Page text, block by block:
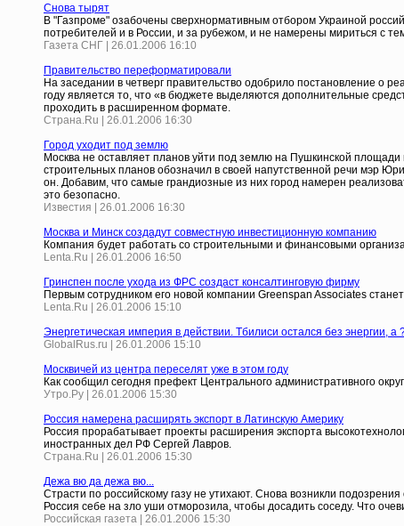
Снова тырят
В "Газпроме" озабочены сверхнормативным отбором Украиной
потребителей и в России, и за рубежом, и не намерены мириться с
Газета СНГ | 26.01.2006 16:10
Правительство переформатировали
На заседании в четверг правительство одобрило постановление о
году является то, что «в бюджете выделяются дополнительные
проходить в расширенном формате.
Страна.Ru | 26.01.2006 16:30
Город уходит под землю
Москва не оставляет планов уйти под землю на Пушкинской
строительных планов обозначил в своей напутственной речи мэр
он. Добавим, что самые грандиозные из них город намерен
это безопасно.
Известия | 26.01.2006 16:30
Москва и Минск создадут совместную инвестиционную компанию
Компания будет работать со строительными и финансовыми
Lenta.Ru | 26.01.2006 16:50
Гринспен после ухода из ФРС создаст консалтинговую фирму
Первым сотрудником его новой компании Greenspan Associates
Lenta.Ru | 26.01.2006 15:10
Энергетическая империя в действии. Тбилиси остался без энергии,
GlobalRus.ru | 26.01.2006 15:10
Москвичей из центра переселят уже в этом году
Как сообщил сегодня префект Центрального административного
Утро.Ру | 26.01.2006 15:30
Россия намерена расширять экспорт в Латинскую Америку
Россия прорабатывает проекты расширения экспорта
иностранных дел РФ Сергей Лавров.
Страна.Ru | 26.01.2006 15:30
Дежа вю да дежа вю...
Страсти по российскому газу не утихают. Снова возникли
Россия себе на зло уши отморозила, чтобы досадить соседу. Что
Российская газета | 26.01.2006 15:30